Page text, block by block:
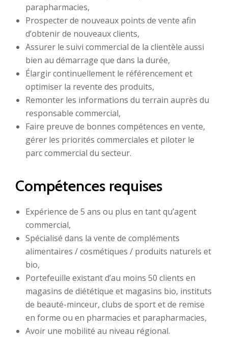
parapharmacies,
Prospecter de nouveaux points de vente afin
d’obtenir de nouveaux clients,
Assurer le suivi commercial de la clientèle aussi
bien au démarrage que dans la durée,
Élargir continuellement le référencement et
optimiser la revente des produits,
Remonter les informations du terrain auprès du
responsable commercial,
Faire preuve de bonnes compétences en vente,
gérer les priorités commerciales et piloter le
parc commercial du secteur.
Compétences requises
Expérience de 5 ans ou plus en tant qu’agent
commercial,
Spécialisé dans la vente de compléments
alimentaires / cosmétiques / produits naturels et
bio,
Portefeuille existant d’au moins 50 clients en
magasins de diététique et magasins bio, instituts
de beauté-minceur, clubs de sport et de remise
en forme ou en pharmacies et parapharmacies,
Avoir une mobilité au niveau régional.